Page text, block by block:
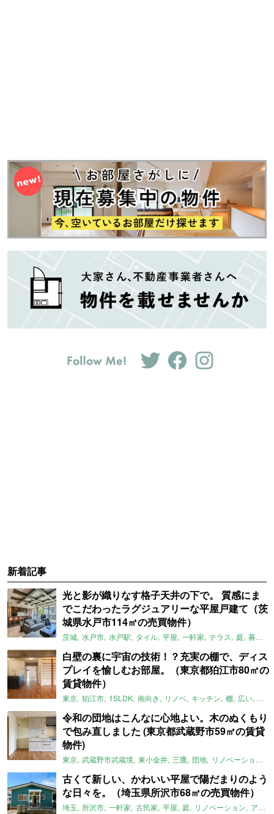
新着記事
光と影が織りなす格子天井の下で。 質感にま
でこだわったラグジュアリーな平屋戸建て（茨
城県水戸市114㎡の売買物件）
茨城 水戸市 水戸駅 タイル 平屋 一軒家 テラス 庭 募集中
白壁の裏に宇宙の技術！？充実の棚で、ディス
プレイを愉しむお部屋。（東京都狛江市80㎡の
賃貸物件）
東京 狛江市 1SLDK 南向き リノベ キッチン 棚 広い ガイ
令和の団地はこんなに心地よい。木のぬくもり
で包み直しました (東京都武蔵野市59㎡の賃貸
物件)
東京 武蔵野市武蔵境 東小金井 三鷹 団地 リノベーション
古くて新しい、かわいい平屋で陽だまりのよう
な日々を。（埼玉県所沢市68㎡の売買物件）
埼玉 所沢市 一軒家 古民家 平屋 庭 リノベーション アメリカンハウス